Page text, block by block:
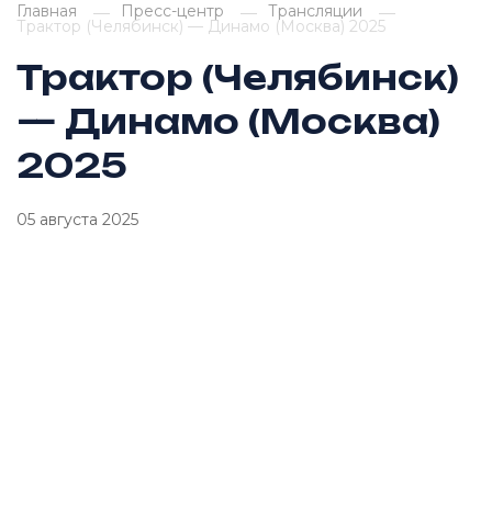
Главная Пресс-центр Трансляции
Трактор (Челябинск) — Динамо (Москва) 2025
Трактор (Челябинск)
— Динамо (Москва)
2025
05 августа 2025